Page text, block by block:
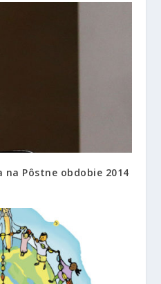
na Pôstne obdobie 2014